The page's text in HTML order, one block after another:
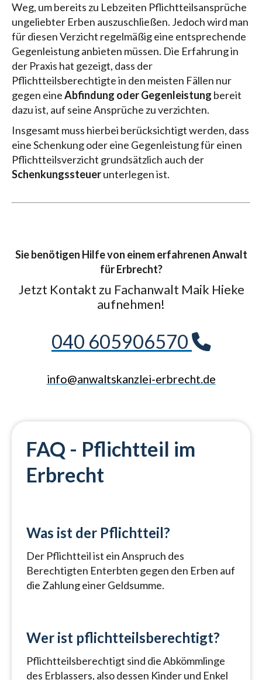
Weg, um bereits zu Lebzeiten Pflichtteilsansprüche
ungeliebter Erben auszuschließen. Jedoch wird man
für diesen Verzicht regelmäßig eine entsprechende
Gegenleistung anbieten müssen. Die Erfahrung in
der Praxis hat gezeigt, dass der
Pflichtteilsberechtigte in den meisten Fällen nur
gegen eineAbfindung oder Gegenleistung bereit
dazu ist, auf seine Ansprüche zu verzichten.
Insgesamt muss hierbei berücksichtigt werden, dass
eine Schenkung oder eine Gegenleistung für einen
Pflichtteilsverzicht grundsätzlich auch der
Schenkungssteuerunterlegen ist.
Sie benötigen Hilfe von einem erfahrenen Anwalt
für Erbrecht?
Jetzt Kontakt zu Fachanwalt Maik Hieke
aufnehmen!
040 605906570
info@anwaltskanzlei-erbrecht.de
FAQ - Pflichtteil im
Erbrecht
Was ist der Pflichtteil?
Der Pflichtteil ist ein Anspruch des
Berechtigten Enterbten gegen den Erben auf
die Zahlung einer Geldsumme.
Wer ist pflichtteilsberechtigt?
Pflichtteilsberechtigt sind die Abkömmlinge
des Erblassers, also dessen Kinder und Enkel